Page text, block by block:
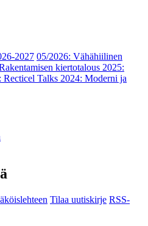
2027 05/2026: Vähähiilinen
kiertotalous 2025:
Recticel Talks 2024: Moderni ja
Tilaa uutiskirje RSS-